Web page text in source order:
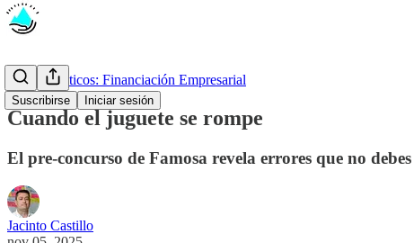
Suscribirse Iniciar sesión
Casos prácticos: Financiación Empresarial
Cuando el juguete se rompe
El pre-concurso de Famosa revela errores que no
Jacinto Castillo